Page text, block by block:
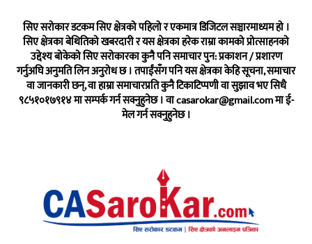
सिए सरोकार डटकम सिए क्षेत्रको पहिलो र एकमात्र डिजिटल सञ्चारमाध्यम हो ।
सिए क्षेत्रका बेथितिको खबरदारी र यस क्षेत्रका हरेक राम्रा कामको प्रोत्साहनको
उद्देश्य बोकेको सिए सरोकारका कुनै पनि समाचार पुन: प्रकाशन / प्रशारण
गर्नुअघि अनुमति लिन अनुरोध छ । तपाईंसँग पनि यस क्षेत्रका केहि सूचना, समाचार
वा जानकारी छन्, वा हाम्रा समाचारप्रति कुनै टिकाटिप्पणी वा सुझाव भए सिधै
९८५१०१७९१४ मा सम्पर्क गर्न सक्नुहुनेछ । वाcasarokar@gmail.comमा ई-
मेल गर्न सक्नुहुनेछ ।